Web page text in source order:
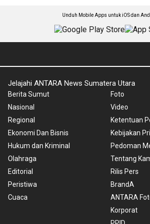
Unduh Mobile Apps untuk iOS dan
Jelajahi ANTARA News Sumatera Utara
Berita Sumut
Nasional
Regional
Ekonomi Dan Bisnis
Hukum dan Kriminal
Olahraga
Editorial
Peristiwa
Cuaca
Foto
Video
Ketentuan
Kebijakan
Pedoman
Tentang
Rilis Pers
BrandA
ANTARA
Korporat